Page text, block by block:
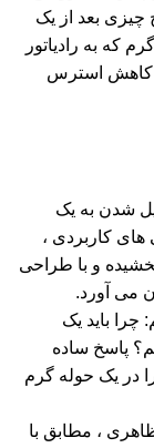
چیزی بعد از یک
که به رادیاتور
کاهش استرس
شدن به یک
کاربردی ،
و با طراحی
می آورد.
چرا باید یک
پاسخ ساده
در یک حوله گرم
ظاهری ، مطابق با